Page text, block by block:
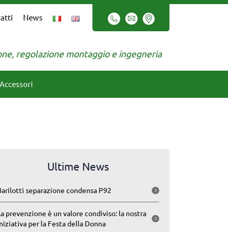
News
regolazione montaggio e ingegneria
Accessori
Ultime News
separazione condensa P92
prevenzione è un valore condiviso: la nostra
per la Festa della Donna